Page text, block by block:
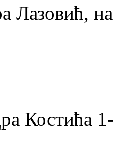
Лазовић,
Костића